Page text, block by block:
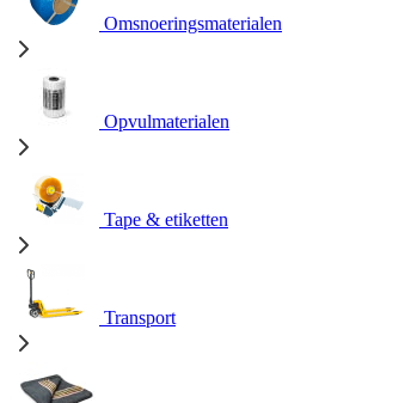
Omsnoeringsmaterialen
Opvulmaterialen
Tape & etiketten
Transport